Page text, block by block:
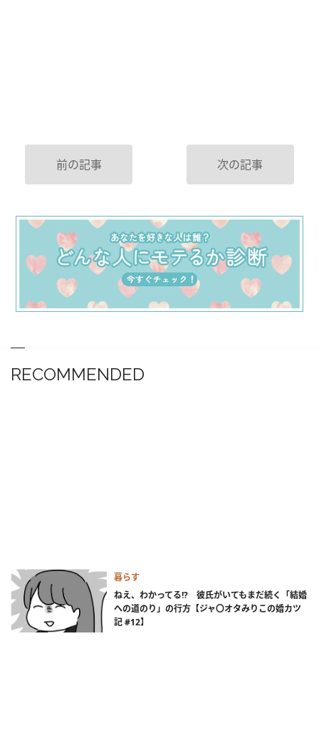
前の記事 次の記事
RECOMMENDED
暮らす
ねえ、わかってる!? 彼氏がいてもまだ続く「結婚
への道のり」の行方【ジャ〇オタみりこの婚カツ
記 #12】